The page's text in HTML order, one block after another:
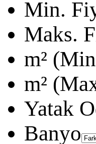
Min.
Maks.
m²
m²
Yatak
Banyo